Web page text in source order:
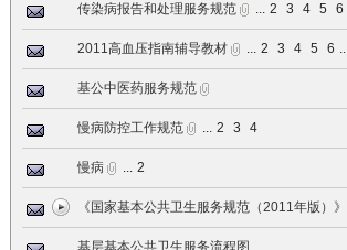
传染病报告和处理服务规范 ... 2 3 4 5 6
2011高血压指南辅导教材 ... 2 3 4 5 6 ..
基公中医药服务规范
慢病防控工作规范 ... 2 3 4
慢病 ... 2
《国家基本公共卫生服务规范（2011年版）》
基层基本公共卫生服务流程图